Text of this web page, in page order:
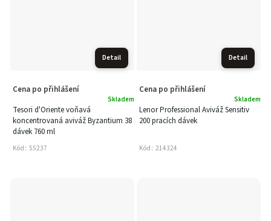
Detail
Tesori d'Oriente voňavá
koncentrovaná aviváž Byzantium 38
dávek 760 ml
Skladem
Cena po přihlášení
Kód: 55237
Detail
Lenor Professional Aviváž Sensitiv
200 pracích dávek
Skladem
Cena po přihlášení
Kód: 214324